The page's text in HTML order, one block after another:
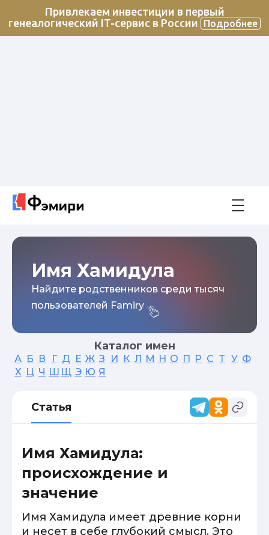
Привлекаем инвестиции в первый
генеалогический IT-сервис в России
Подробнее
Имя Хамидула
Найдите родственников среди тысяч
пользователей Famiry
Каталог имен
А Б В Г Д Е Ж З И К Л М Н О П Р С Т У Ф
Х Ц Ч Ш Щ Э Ю Я
Статья
Имя Хамидула:
происхождение и
значение
Имя Хамидула имеет древние корни
и несет в себе глубокий смысл. Это